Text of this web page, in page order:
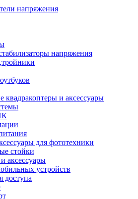
напряжения
напряжения
квадракоптеры и аксессуары
для фототехники
стойки
аксессуары
устройств
доступа